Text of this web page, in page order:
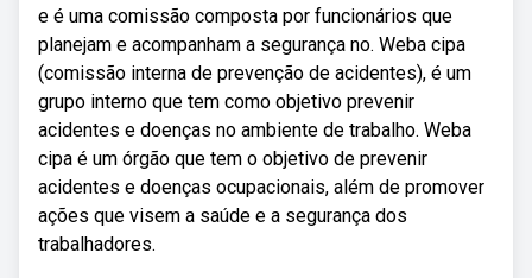
e é uma comissão composta por funcionários que
planejam e acompanham a segurança no. Weba cipa
(comissão interna de prevenção de acidentes), é um
grupo interno que tem como objetivo prevenir
acidentes e doenças no ambiente de trabalho. Weba
cipa é um órgão que tem o objetivo de prevenir
acidentes e doenças ocupacionais, além de promover
ações que visem a saúde e a segurança dos
trabalhadores.